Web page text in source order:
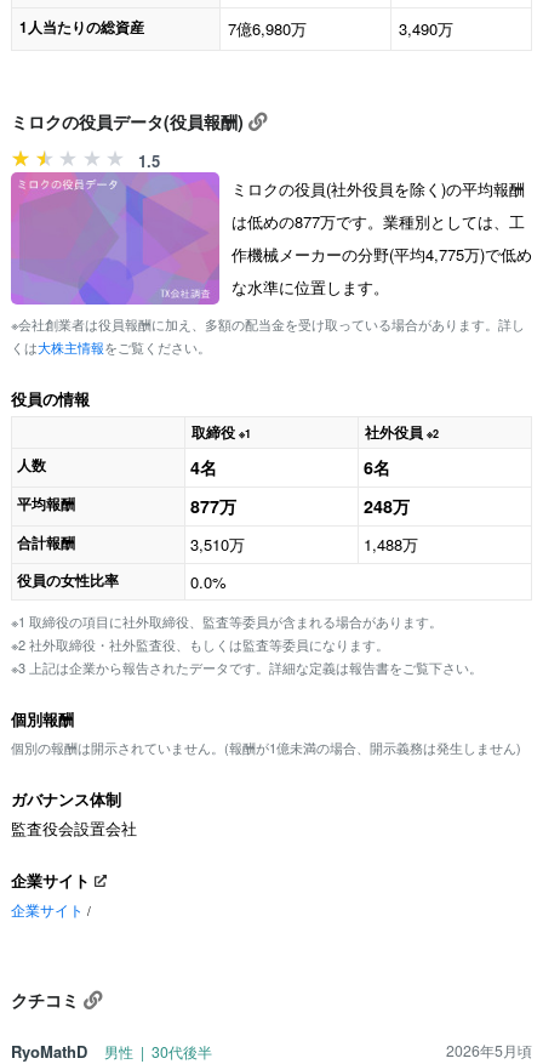
1人当たりの総資産 7億6,980万 3,490万
ミロクの役員データ(役員報酬)
1.5
ミロクの役員(社外役員を除く)の平均報酬
は低めの877万です。業種別としては、工
作機械メーカーの分野(平均4,775万)で低め
な水準に位置します。
※会社創業者は役員報酬に加え、多額の配当金を受け取っている場合があります。詳し
くは大株主情報をご覧ください。
役員の情報
取締役 ※1 社外役員 ※2
人数 4名 6名
平均報酬 877万 248万
合計報酬 3,510万 1,488万
役員の女性比率 0.0%
※1 取締役の項目に社外取締役、監査等委員が含まれる場合があります。
※2 社外取締役・社外監査役、もしくは監査等委員になります。
※3 上記は企業から報告されたデータです。詳細な定義は報告書をご覧下さい。
個別報酬
個別の報酬は開示されていません。(報酬が1億未満の場合、開示義務は発生しません)
ガバナンス体制
監査役会設置会社
企業サイト
企業サイト /
クチコミ
RyoMathD 男性 | 30代後半 2026年5月頃